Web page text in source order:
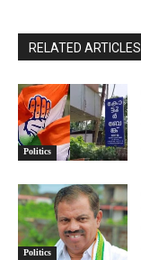
RELATED ARTICLES
Politics
Politics